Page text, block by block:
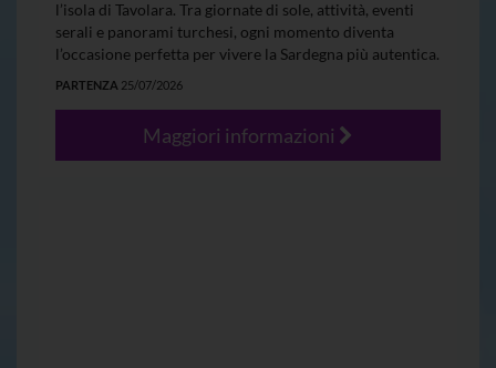
l’isola di Tavolara. Tra giornate di sole, attività, eventi
serali e panorami turchesi, ogni momento diventa
l’occasione perfetta per vivere la Sardegna più autentica.
PARTENZA 25/07/2026
Maggiori informazioni